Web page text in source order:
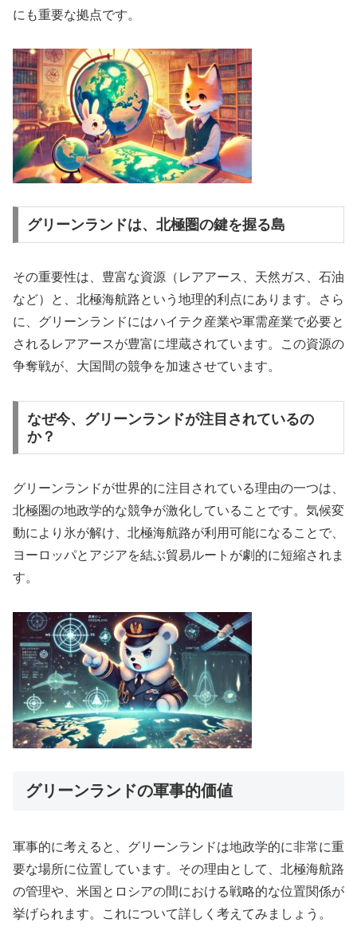
にも重要な拠点です。
グリーンランドは、北極圏の鍵を握る島
その重要性は、豊富な資源（レアアース、天然ガス、石油
など）と、北極海航路という地理的利点にあります。さら
に、グリーンランドにはハイテク産業や軍需産業で必要と
されるレアアースが豊富に埋蔵されています。この資源の
争奪戦が、大国間の競争を加速させています。
なぜ今、グリーンランドが注目されているの
か？
グリーンランドが世界的に注目されている理由の一つは、
北極圏の地政学的な競争が激化していることです。気候変
動により氷が解け、北極海航路が利用可能になることで、
ヨーロッパとアジアを結ぶ貿易ルートが劇的に短縮されま
す。
グリーンランドの軍事的価値
軍事的に考えると、グリーンランドは地政学的に非常に重
要な場所に位置しています。その理由として、北極海航路
の管理や、米国とロシアの間における戦略的な位置関係が
挙げられます。これについて詳しく考えてみましょう。